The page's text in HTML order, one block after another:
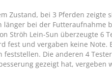
Zustand, bei 3 Pferden zeigte
länger bei der Futteraufnahme
Ströh Lein-Sun überzeugte 6
und vergaben keine Note.
feststellen. Die anderen 4
gezeigt hat, vergeben